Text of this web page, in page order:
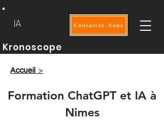
IA Contactez-Nous
Kronoscope
Accueil >
Formation ChatGPT et IA à
Nimes